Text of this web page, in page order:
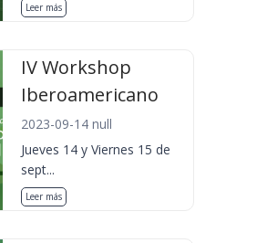
Leer más
IV Workshop
Iberoamericano
2023-09-14 null
Jueves 14 y Viernes 15 de
sept...
Leer más